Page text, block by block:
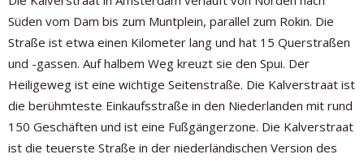
Süden vom Dam bis zum Muntplein, parallel zum Rokin. Die
Straße ist etwa einen Kilometer lang und hat 15 Querstraßen
und -gassen. Auf halbem Weg kreuzt sie den Spui. Der
Heiligeweg ist eine wichtige Seitenstraße. Die Kalverstraat ist
die berühmteste Einkaufsstraße in den Niederlanden mit rund
150 Geschäften und ist eine Fußgängerzone. Die Kalverstraat
ist die teuerste Straße in der niederländischen Version des